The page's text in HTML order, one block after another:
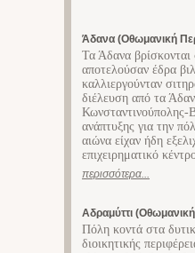
Άδανα (Οθωμανική
Τα Άδανα βρίσκονται
αποτελούσαν έδρα
καλλιεργούνταν
διέλευση από τα
Κωνσταντινούπολης-
ανάπτυξης για την
αιώνα είχαν ήδη
επιχειρηματικό
περισσότερα...
Αδραμύττι
Πόλη κοντά στα
διοικητικής